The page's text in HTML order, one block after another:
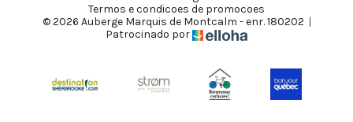
Termos e condicoes de promocoes
© 2026 Auberge Marquis de Montcalm - enr. 180202 |
Patrocinado por